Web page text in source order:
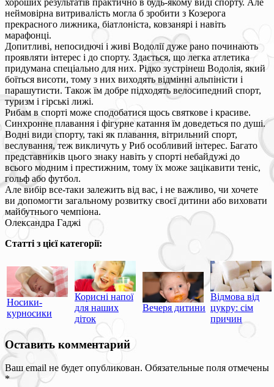
неймовірна витривалість могла б зробити з Козерога
прекрасного лижника, біатлоніста, ковзанярі і навіть
марафонці.
Допитливі, непосидючі і живі Водолії дуже рано починають
проявляти інтерес і до спорту. Здається, що легка атлетика
придумана спеціально для них. Рідко зустрінеш Водолія, який
боїться висоти, тому з них виходять відмінні альпіністи і
парашутисти. Також їм добре підходять велосипедний спорт,
туризм і гірські лижі.
Рибам в спорті може сподобатися щось святкове і красиве.
Синхронне плавання і фігурне катання їм доведеться по душі.
Водні види спорту, такі як плавання, вітрильний спорт,
веслування, теж викличуть у Риб особливий інтерес. Багато
представників цього знаку навіть у спорті небайдужі до
всього модним і престижним, тому їх може зацікавити теніс,
гольф або футбол.
Але вибір все-таки залежить від вас, і не важливо, чи хочете
ви допомогти загальному розвитку своєї дитини або виховати
майбутнього чемпіона.
Олександра Гаджі
Статті з цієї категорії:
Носики-
курносики
Корисні напої
для наших
діток
Вечеря дитини
Відмова від
цукру: сім
причин
Оставить комментарий
Ваш email не будет опубликован. Обязательные поля отмечены
*